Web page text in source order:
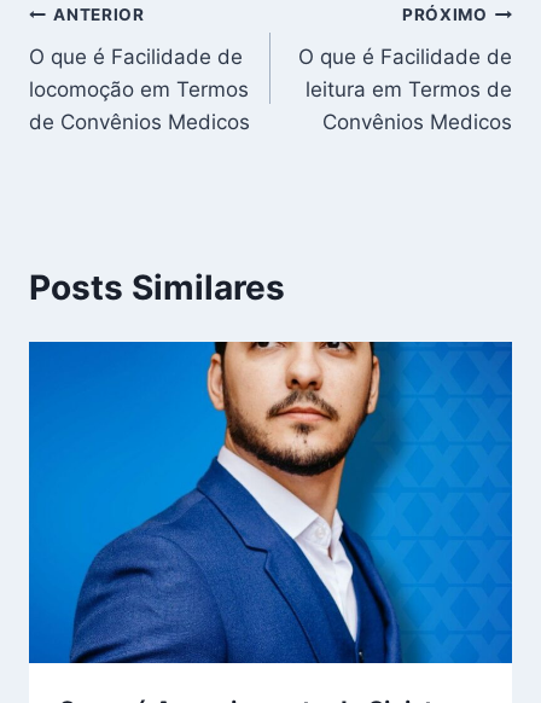
Navegação
de
Post
ANTERIOR
O que é Facilidade de
locomoção em Termos
de Convênios Medicos
PRÓXIMO
O que é Facilidade de
leitura em Termos de
Convênios Medicos
Posts Similares